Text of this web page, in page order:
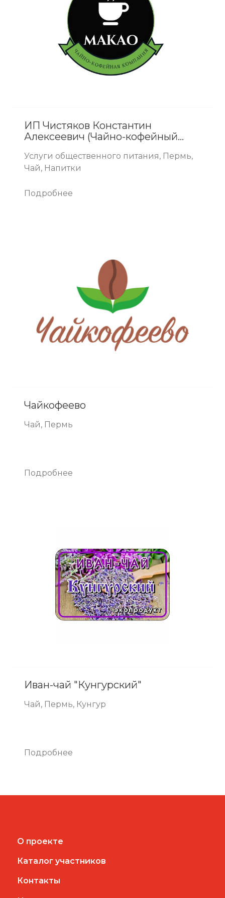
ИП Чистяков Константин
Алексеевич (Чайно-кофейный
Услуги общественного питания, Пермь,
Чай, Напитки
Подробнее
Чайкофеево
Чай, Пермь
Подробнее
Иван-чай "Кунгурский"
Чай, Пермь, Кунгур
Подробнее
О проекте
Каталог участников
Контакты